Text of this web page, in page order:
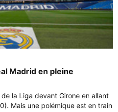
Madrid en pleine
la Liga devant Girone en allant
Mais une polémique est en train